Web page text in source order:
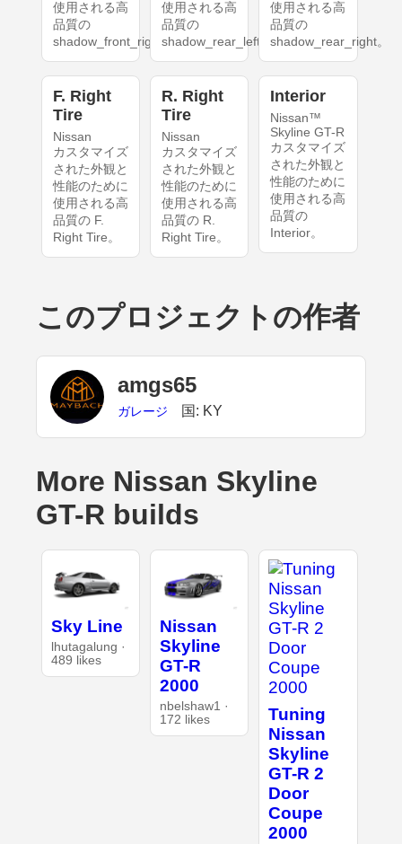
使用される高
品質の
shadow_front_right。
使用される高
品質の
shadow_rear_left。
使用される高
品質の
shadow_rear_right。
F. Right
Tire
Nissan
カスタマイズ
された外観と
性能のために
使用される高
品質の F.
Right Tire。
R. Right
Tire
Nissan
カスタマイズ
された外観と
性能のために
使用される高
品質の R.
Right Tire。
Interior
Nissan™
Skyline GT-R
カスタマイズ
された外観と
性能のために
使用される高
品質の
Interior。
このプロジェクトの作者
amgs65
ガレージ 国: KY
More Nissan Skyline
GT-R builds
Sky Line
lhutagalung ·
489 likes
Nissan
Skyline
GT-R
2000
nbelshaw1 ·
172 likes
Tuning
Nissan
Skyline
GT-R 2
Door
Coupe
2000